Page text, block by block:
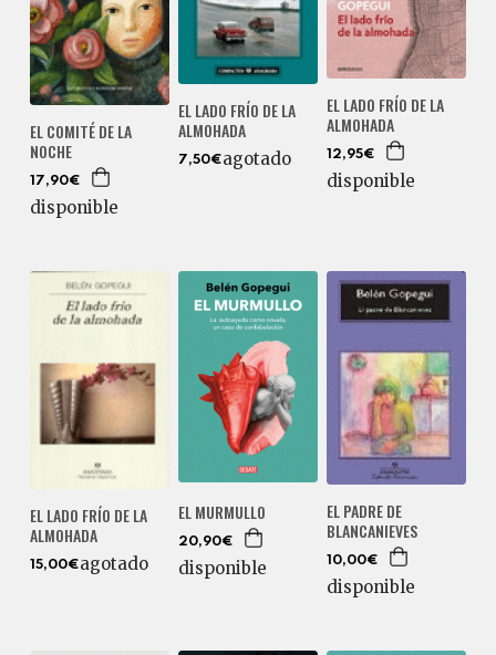
EL COMITÉ DE LA
NOCHE
17,90€
disponible
EL LADO FRÍO DE LA
ALMOHADA
7,50€agotado
EL LADO FRÍO DE LA
ALMOHADA
12,95€
disponible
EL LADO FRÍO DE LA
ALMOHADA
15,00€agotado
EL MURMULLO
20,90€
disponible
EL PADRE DE
BLANCANIEVES
10,00€
disponible